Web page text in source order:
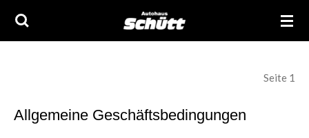
Zum
Seite 1
Allgemeine Geschäftsbedingungen